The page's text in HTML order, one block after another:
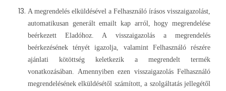
A megrendelés elküldésével a Felhasználó írásos visszaigazolást,
automatikusan generált emailt kap arról, hogy megrendelése
beérkezett Eladóhoz. A visszaigazolás a megrendelés
beérkezésének tényét igazolja, valamint Felhasználó részére
ajánlati kötöttség keletkezik a megrendelt termék
vonatkozásában. Amennyiben ezen visszaigazolás Felhasználó
megrendelésének elküldésétől számított, a szolgáltatás jellegétől